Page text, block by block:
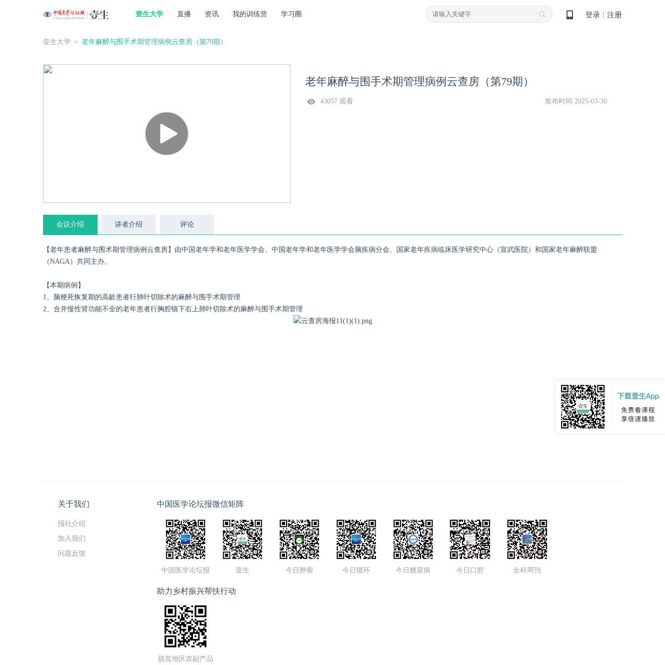
壹生大学 直播 资讯 我的训练营 学习圈 登录 注册
壹生大学 ＞ 老年麻醉与围手术期管理病例云查房（第79期）
老年麻醉与围手术期管理病例云查房（第79期）
43057 观看 发布时间 2025-03-30
会议介绍 讲者介绍 评论
【老年患者麻醉与围术期管理病例云查房】由中国老年学和老年医学学会、中国老年学和老年医学学会脑疾病分会、国家老年疾病临床医学研究中心（宣武医院）和国家老年麻醉联盟
（NAGA）共同主办。
【本期病例】
1、脑梗死恢复期的高龄患者行肺叶切除术的麻醉与围手术期管理
2、合并慢性肾功能不全的老年患者行胸腔镜下右上肺叶切除术的麻醉与围手术期管理
关于我们
报社介绍
加入我们
问题反馈
中国医学论坛报微信矩阵
中国医学论坛报 壹生 今日肿瘤 今日循环 今日糖尿病 今日口腔 全科周刊
助力乡村振兴帮扶行动
脱贫地区农副产品